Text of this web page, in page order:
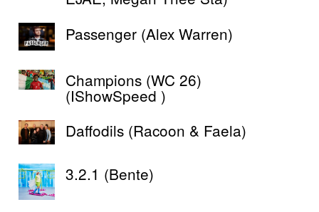
Passenger (Alex Warren)
Champions (WC 26)
(IShowSpeed )
Daffodils (Racoon & Faela)
3.2.1 (Bente)